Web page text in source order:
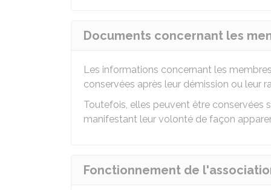
Documents concernant les
Les informations concernant les
conservées après leur démission ou leur
Toutefois, elles peuvent être conservées
manifestant leur volonté de façon
Fonctionnement de